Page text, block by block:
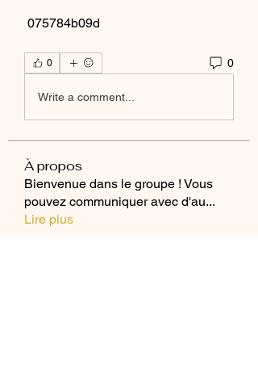
075784b09d
0 0
Write a comment...
À propos
Bienvenue dans le groupe ! Vous
pouvez communiquer avec d'au...
Lire plus